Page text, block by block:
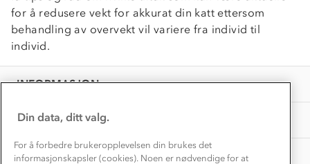
for å redusere vekt for akkurat din katt ettersom
behandling av overvekt vil variere fra individ til
individ.
INFORMASJON
Våre butikker
Bedrift, barnehage og SFO
Presse
OM OSS
Materialer
Personvern
Samarbeide med oss?
TIPS OG RÅD
Hvordan velge riktig turtøy?
Vask og vedlikehold
Store størrelser
Turmat oppskrifter
Beredskap
Norgesferie 🇳🇴
Få turinspirasjon og tips her⛰
Overnatte utendørs⛺
Leirskole 🥾
Barnehageansatt
Din data, ditt valg.
For å forbedre brukeropplevelsen din brukes det
informasjonskapsler (cookies). Noen er nødvendige for at